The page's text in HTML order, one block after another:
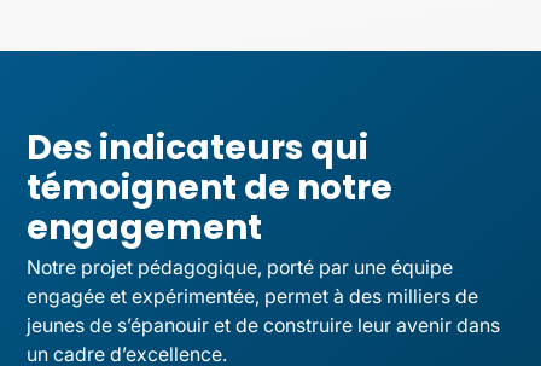
Des indicateurs qui
témoignent de notre
engagement
Notre projet pédagogique, porté par une équipe
engagée et expérimentée, permet à des milliers de
jeunes de s’épanouir et de construire leur avenir dans
un cadre d’excellence.